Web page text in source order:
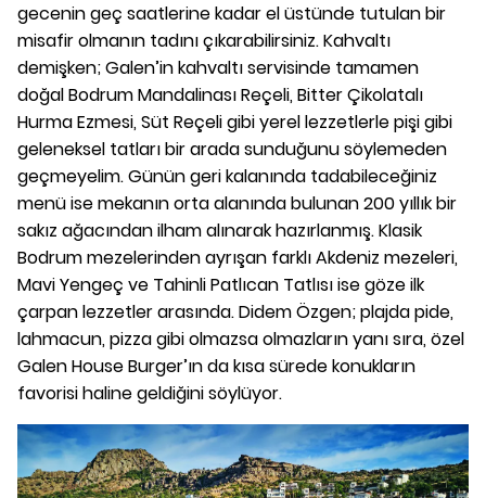
gecenin geç saatlerine kadar el üstünde tutulan bir
misafir olmanın tadını çıkarabilirsiniz. Kahvaltı
demişken; Galen’in kahvaltı servisinde tamamen
doğal Bodrum Mandalinası Reçeli, Bitter Çikolatalı
Hurma Ezmesi, Süt Reçeli gibi yerel lezzetlerle pişi gibi
geleneksel tatları bir arada sunduğunu söylemeden
geçmeyelim. Günün geri kalanında tadabileceğiniz
menü ise mekanın orta alanında bulunan 200 yıllık bir
sakız ağacından ilham alınarak hazırlanmış. Klasik
Bodrum mezelerinden ayrışan farklı Akdeniz mezeleri,
Mavi Yengeç ve Tahinli Patlıcan Tatlısı ise göze ilk
çarpan lezzetler arasında. Didem Özgen; plajda pide,
lahmacun, pizza gibi olmazsa olmazların yanı sıra, özel
Galen House Burger’ın da kısa sürede konukların
favorisi haline geldiğini söylüyor.